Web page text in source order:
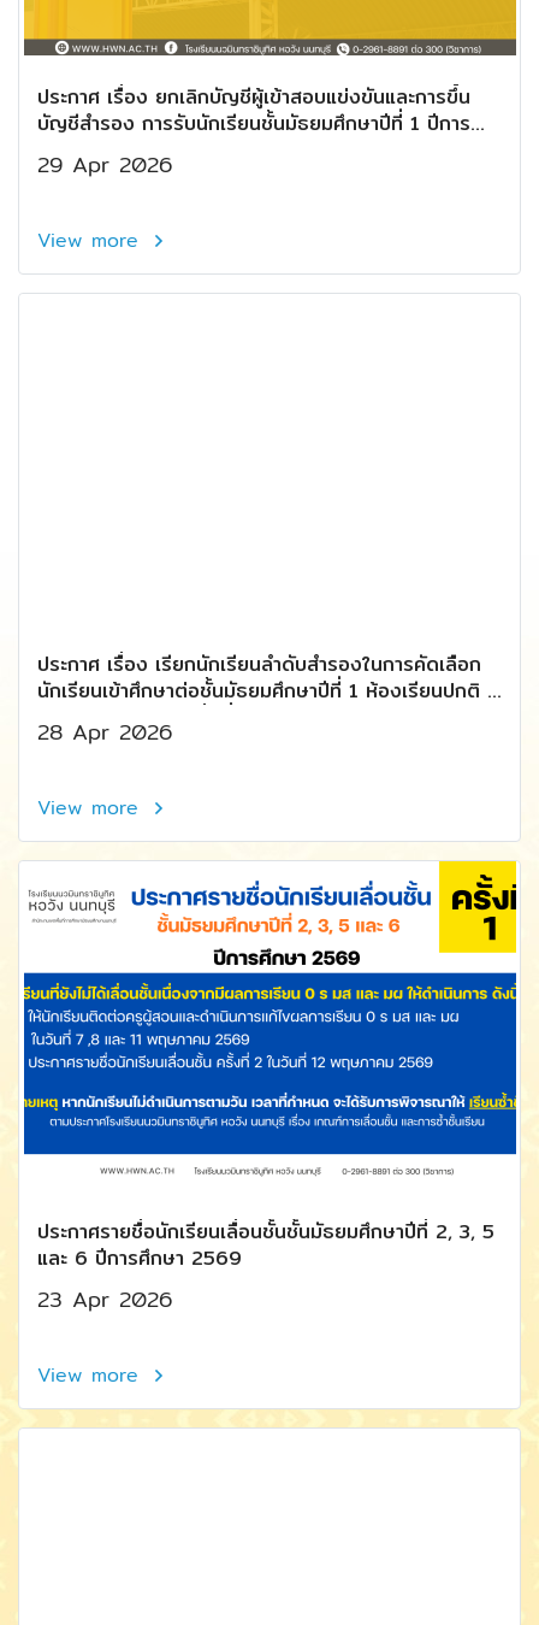
ประกาศ เรื่อง ยกเลิกบัญชีผู้เข้าสอบแข่งขันและการขึ้น
บัญชีสำรอง การรับนักเรียนชั้นมัธยมศึกษาปีที่ 1 ปีการ
ศึกษา 2569 ห้องเรียนปกติ
29 Apr 2026
View more
ประกาศ เรื่อง เรียกนักเรียนลำดับสำรองในการคัดเลือก
นักเรียนเข้าศึกษาต่อชั้นมัธยมศึกษาปีที่ 1 ห้องเรียนปกติ ปี
การศึกษา 2569 (ครั้งที่ 3)
28 Apr 2026
View more
ประกาศรายชื่อนักเรียนเลื่อนชั้นชั้นมัธยมศึกษาปีที่ 2, 3, 5
และ 6 ปีการศึกษา 2569
23 Apr 2026
View more